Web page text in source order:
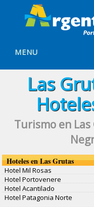
MENU
Las
Turismo en
Hoteles en Las Grutas
Hotel Mil Rosas
Hotel Portovenere
Hotel Acantilado
Hotel Patagonia Norte